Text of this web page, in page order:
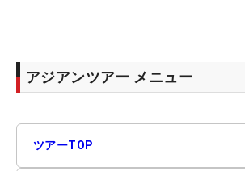
アジアンツアー メニュー
ツアーTOP